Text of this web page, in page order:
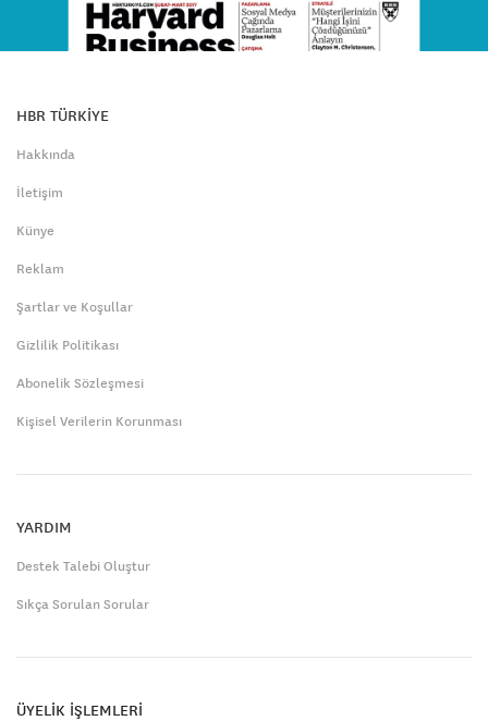
HBR TÜRKİYE
Hakkında
İletişim
Künye
Reklam
Şartlar ve Koşullar
Gizlilik Politikası
Abonelik Sözleşmesi
Kişisel Verilerin Korunması
YARDIM
Destek Talebi Oluştur
Sıkça Sorulan Sorular
ÜYELİK İŞLEMLERİ